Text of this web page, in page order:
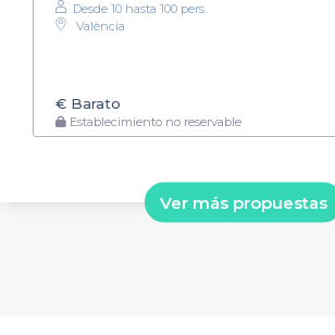
Desde 10 hasta 100 pers.
València
€ Barato
Establecimiento no reservable
Ver más propuestas